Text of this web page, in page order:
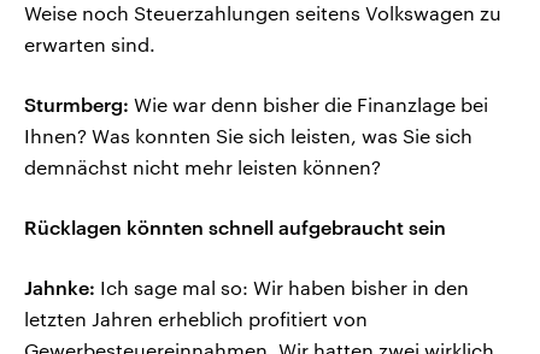
Weise noch Steuerzahlungen seitens Volkswagen zu
erwarten sind.
Sturmberg: Wie war denn bisher die Finanzlage bei
Ihnen? Was konnten Sie sich leisten, was Sie sich
demnächst nicht mehr leisten können?
Rücklagen könnten schnell aufgebraucht sein
Jahnke: Ich sage mal so: Wir haben bisher in den
letzten Jahren erheblich profitiert von